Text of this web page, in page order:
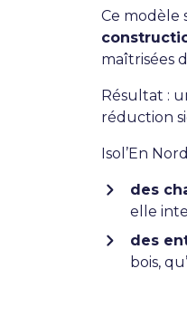
Ce modèle
maîtrisées
Résultat :
réduction
Isol’En
des
elle
des
bois,